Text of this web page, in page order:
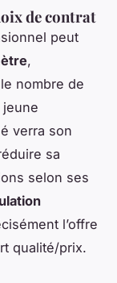
de contrat
peut
,
nombre de
jeune
verra son
sa
selon ses
l’offre
qualité/prix.